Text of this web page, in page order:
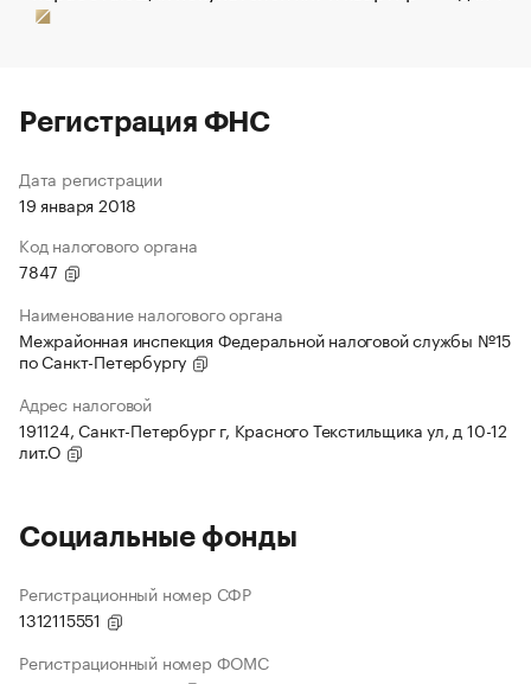
Регистрация ФНС
Дата регистрации
19 января 2018
Код налогового органа
7847
Наименование налогового органа
Межрайонная инспекция Федеральной налоговой службы №15
по Санкт-Петербургу
Адрес налоговой
191124, Санкт-Петербург г, Красного Текстильщика ул, д 10-12
лит.О
Социальные фонды
Регистрационный номер СФР
1312115551
Регистрационный номер ФОМС